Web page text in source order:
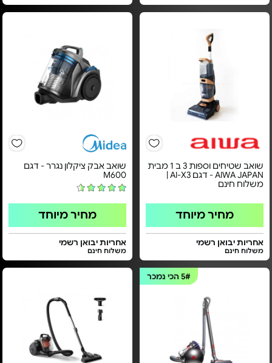
שואב שטיחים וספות 3 ב 1 מבית
AIWA JAPAN - דגם AI-X3 |
משלוח חינם
מחיר מיוחד
אחריות יבואן רשמי
משלוח חינם
שואב אבק ציקלון נגרר - דגם
M600
מחיר מיוחד
אחריות יבואן רשמי
משלוח חינם
5#הכי נמכר